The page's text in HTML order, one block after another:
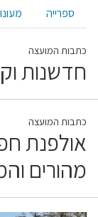
ספרייה
כתבות המועצה
חדשנות
כתבות המועצה
אולפנת
מהורים